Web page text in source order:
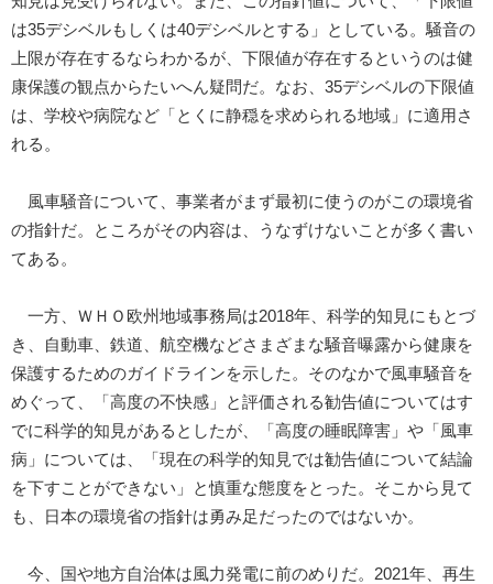
は35デシベルもしくは40デシベルとする」としている。騒音の
上限が存在するならわかるが、下限値が存在するというのは健
康保護の観点からたいへん疑問だ。なお、35デシベルの下限値
は、学校や病院など「とくに静穏を求められる地域」に適用さ
れる。
風車騒音について、事業者がまず最初に使うのがこの環境省
の指針だ。ところがその内容は、うなずけないことが多く書い
てある。
一方、ＷＨＯ欧州地域事務局は2018年、科学的知見にもとづ
き、自動車、鉄道、航空機などさまざまな騒音曝露から健康を
保護するためのガイドラインを示した。そのなかで風車騒音を
めぐって、「高度の不快感」と評価される勧告値についてはす
でに科学的知見があるとしたが、「高度の睡眠障害」や「風車
病」については、「現在の科学的知見では勧告値について結論
を下すことができない」と慎重な態度をとった。そこから見て
も、日本の環境省の指針は勇み足だったのではないか。
今、国や地方自治体は風力発電に前のめりだ。2021年、再生